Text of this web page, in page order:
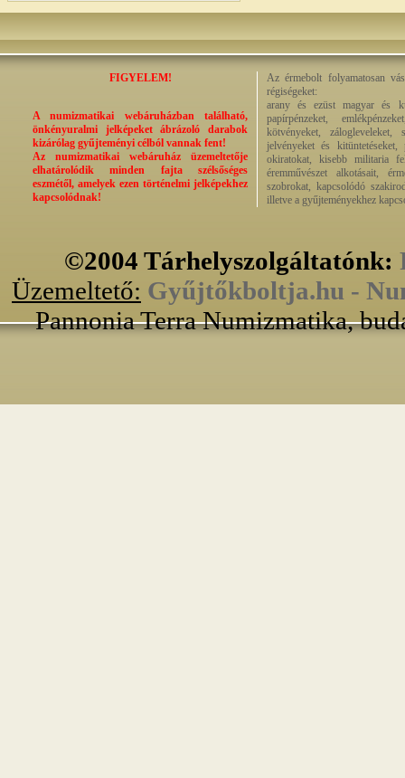
FIGYELEM!
A numizmatikai webáruházban található,
önkényuralmi jelképeket ábrázoló darabok
kizárólag gyűjteményi célból vannak fent!
Az numizmatikai webáruház üzemeltetője
elhatárolódik minden fajta szélsőséges
eszmétől, amelyek ezen történelmi jelképekhez
kapcsolódnak!
Az érmebolt folyamatosan
régiségeket:
arany és ezüst magyar és
papírpénzeket,
kötvényeket,
jelvényeket és kitüntetéseket,
okiratokat, kisebb militaria
éremművészet alkotásait,
szobrokat, kapcsolódó
illetve a gyűjteményekhez
©2004 Tárhelyszolgáltatónk:
Üzemeltető: Gyűjtőkboltja.hu -
Pannonia Terra Numizmatika,